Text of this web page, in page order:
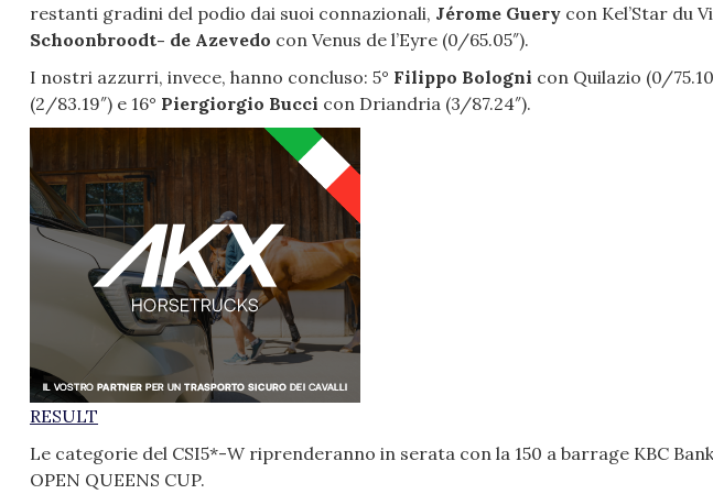
restanti gradini del podio dai suoi connazionali, Jérome Guery con Kel’Star du
Schoonbroodt- de Azevedo con Venus de l’Eyre (0/65.05″).
I nostri azzurri, invece, hanno concluso: 5° Filippo Bologni con Quilazio (0/
(2/83.19″) e 16° Piergiorgio Bucci con Driandria (3/87.24″).
RESULT
Le categorie del CSI5*-W riprenderanno in serata con la 150 a barrage KBC
OPEN QUEENS CUP.